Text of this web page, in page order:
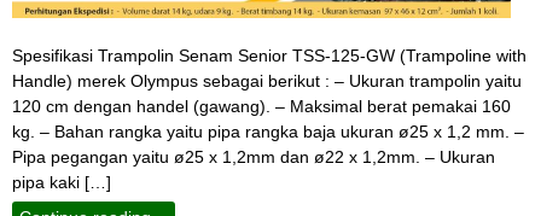
Spesifikasi Trampolin Senam Senior TSS-125-GW (Trampoline with
Handle) merek Olympus sebagai berikut : – Ukuran trampolin yaitu
120 cm dengan handel (gawang). – Maksimal berat pemakai 160
kg. – Bahan rangka yaitu pipa rangka baja ukuran ø25 x 1,2 mm. –
Pipa pegangan yaitu ø25 x 1,2mm dan ø22 x 1,2mm. – Ukuran
pipa kaki […]